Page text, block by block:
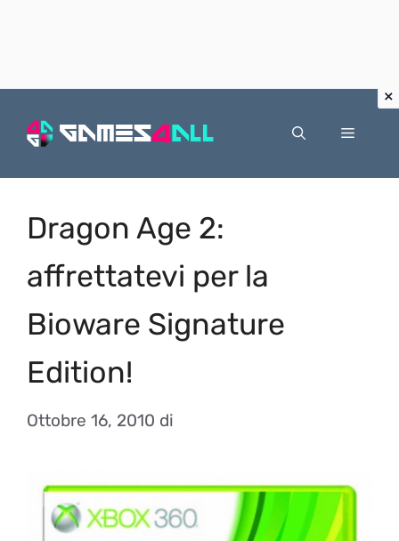
Menu
Dragon Age 2:
affrettatevi per la
Bioware Signature
Edition!
Ottobre 16, 2010 di